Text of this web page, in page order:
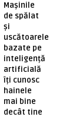
Mașinile
de spălat
și
uscătoarele
bazate pe
inteligență
artificială
îți cunosc
hainele
mai bine
decât tine